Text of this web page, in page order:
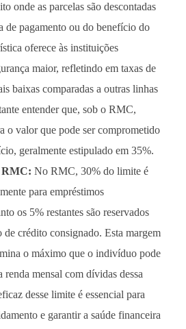
onde as parcelas são descontadas
de pagamento ou do benefício do
oferece às instituições
maior, refletindo em taxas de
baixas comparadas a outras linhas
entender que, sob o RMC,
o valor que pode ser comprometido
geralmente estipulado em 35%.
RMC: No RMC, 30% do limite é
para empréstimos
os 5% restantes são reservados
de crédito consignado. Esta margem
o máximo que o indivíduo pode
renda mensal com dívidas dessa
desse limite é essencial para
e garantir a saúde financeira